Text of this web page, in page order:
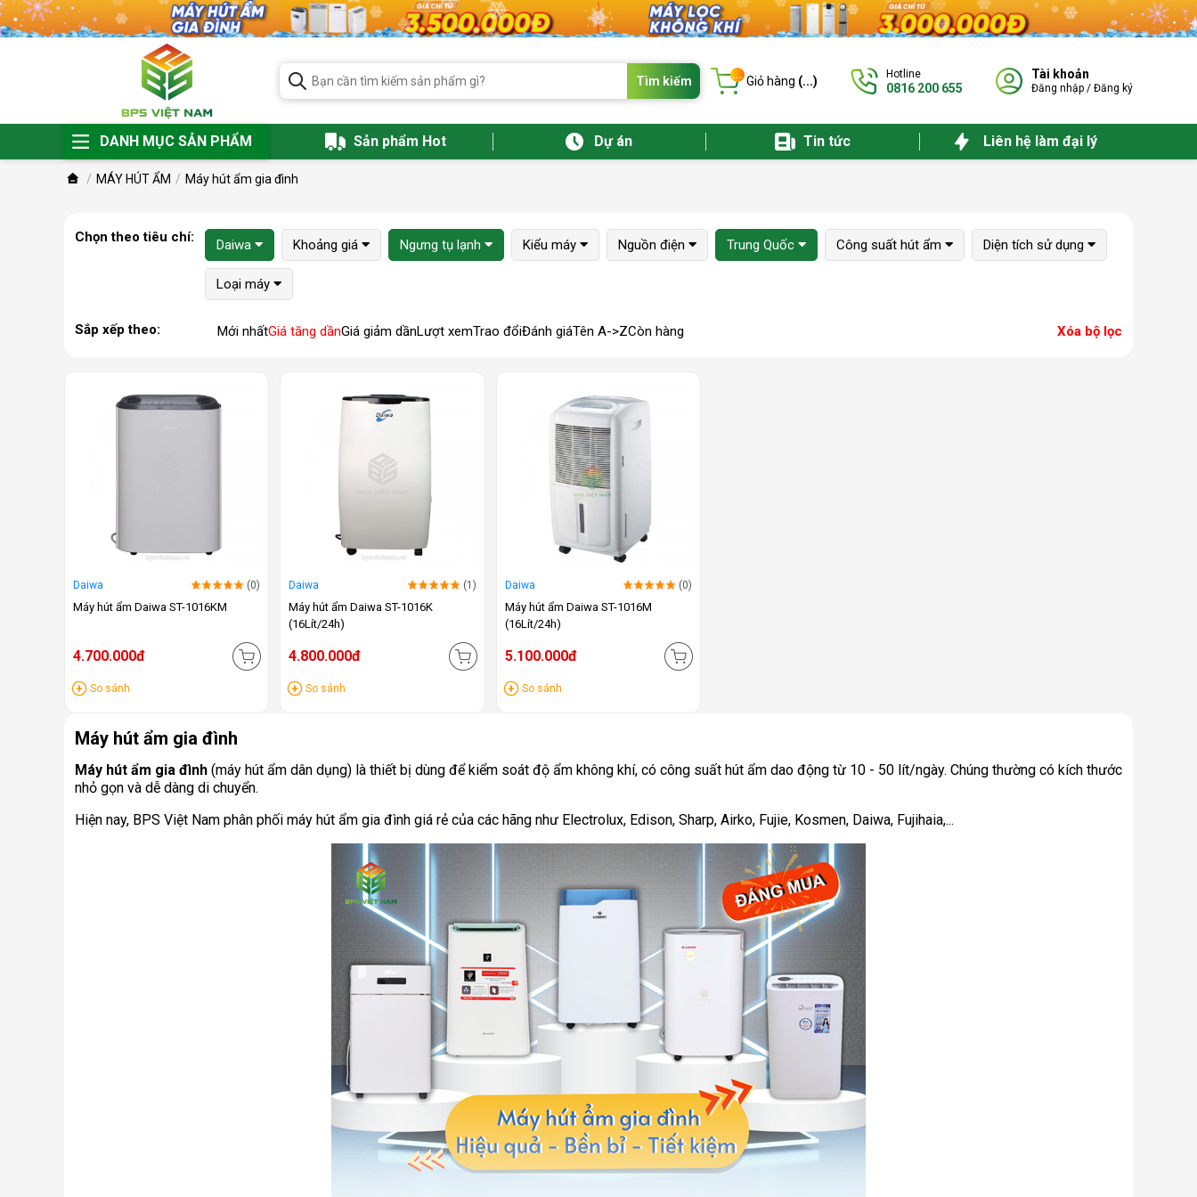
Tìm kiếm ... Giỏ hàng (...) Hotline
0816 200 655
Tài khoản
Đăng nhập / Đăng ký
DANH MỤC SẢN PHẨM Sản phẩm Hot Dự án Tin tức Liên hệ làm đại lý
MÁY HÚT ẨM Máy hút ẩm gia đình
Chọn theo tiêu chí: Daiwa Khoảng giá Ngưng tụ lạnh Kiểu máy Nguồn điện Trung Quốc Công suất hút ẩm Diện tích sử dụng
Loại máy
Sắp xếp theo: Mới nhấtGiá tăng dầnGiá giảm dầnLượt xemTrao đổiĐánh giáTên A->ZCòn hàng Xóa bộ lọc
Daiwa (0)
Máy hút ẩm Daiwa ST-1016KM
4.700.000đ
So sánh
Daiwa (1)
Máy hút ẩm Daiwa ST-1016K
(16Lít/24h)
4.800.000đ
So sánh
Daiwa (0)
Máy hút ẩm Daiwa ST-1016M
(16Lít/24h)
5.100.000đ
So sánh
Máy hút ẩm gia đình
Máy hút ẩm gia đình (máy hút ẩm dân dụng) là thiết bị dùng để kiểm soát độ ẩm không khí, có công suất hút ẩm dao động từ 10 - 50 lít/ngày. Chúng thường có kích thước
nhỏ gọn và dễ dàng di chuyển.
Hiện nay, BPS Việt Nam phân phối máy hút ẩm gia đình giá rẻ của các hãng như Electrolux, Edison, Sharp, Airko, Fujie, Kosmen, Daiwa, Fujihaia,...